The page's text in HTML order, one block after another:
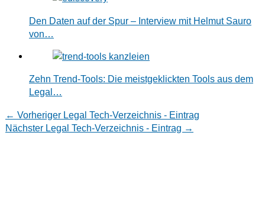
Den Daten auf der Spur – Interview mit Helmut Sauro
von…
Zehn Trend-Tools: Die meistgeklickten Tools aus dem
Legal…
← Vorheriger Legal Tech-Verzeichnis - Eintrag
Nächster Legal Tech-Verzeichnis - Eintrag →